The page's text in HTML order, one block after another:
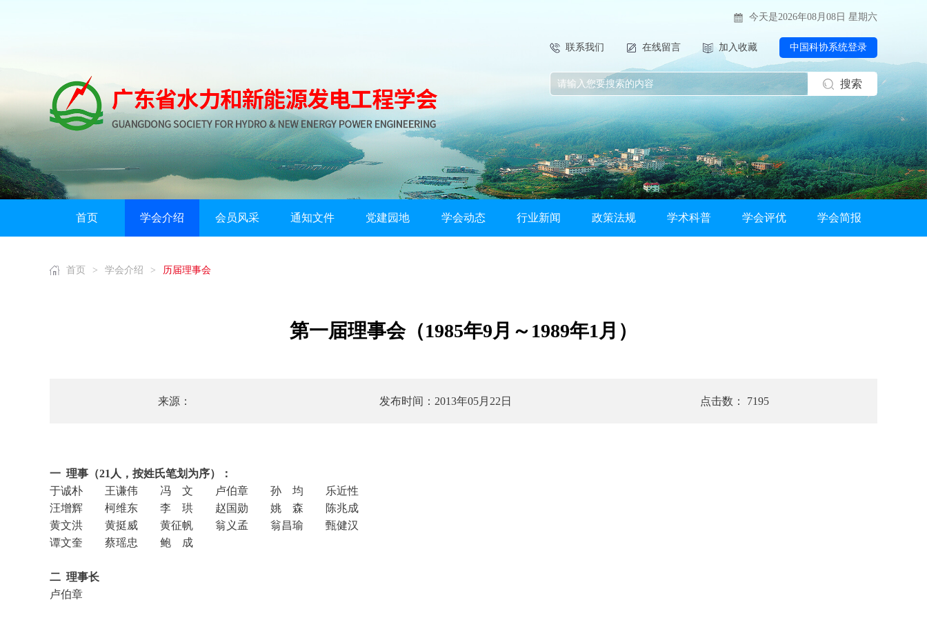
今天是2026年08月08日 星期六
联系我们 在线留言 加入收藏 中国科协系统登录
搜索
首页 学会介绍 会员风采 通知文件 党建园地 学会动态 行业新闻 政策法规 学术科普 学会评优 学会简报
首页 > 学会介绍 > 历届理事会
第一届理事会（1985年9月～1989年1月）
来源： 发布时间：2013年05月22日 点击数： 7195
一 理事（21人，按姓氏笔划为序）：
于诚朴 王谦伟 冯 文 卢伯章 孙 均 乐近性
汪增辉 柯维东 李 珙 赵国勋 姚 森 陈兆成
黄文洪 黄挺威 黄征帆 翁义孟 翁昌瑜 甄健汉
谭文奎 蔡瑶忠 鲍 成
二 理事长
卢伯章